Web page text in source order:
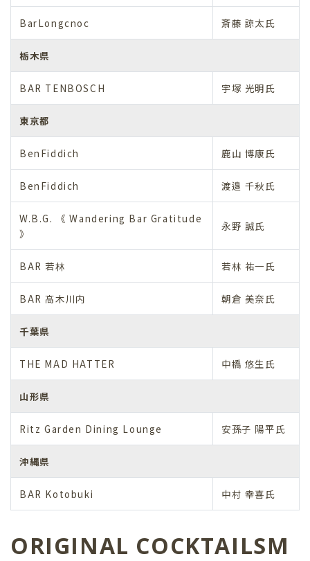
BarLongcnoc 斎藤 諒太氏
栃木県
BAR TENBOSCH 宇塚 光明氏
東京都
BenFiddich 鹿山 博康氏
BenFiddich 渡邉 千秋氏
W.B.G. 《 Wandering Bar Gratitude
》
永野 誠氏
BAR 若林 若林 祐一氏
BAR 高木川内 朝倉 美奈氏
千葉県
THE MAD HATTER 中橋 悠生氏
山形県
Ritz Garden Dining Lounge 安孫子 陽平氏
沖縄県
BAR Kotobuki 中村 幸喜氏
ORIGINAL COCKTAILSM